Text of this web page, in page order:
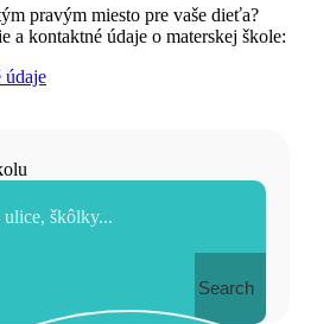
pravým miesto pre vaše dieťa?
a kontaktné údaje o materskej škole:
údaje
Search